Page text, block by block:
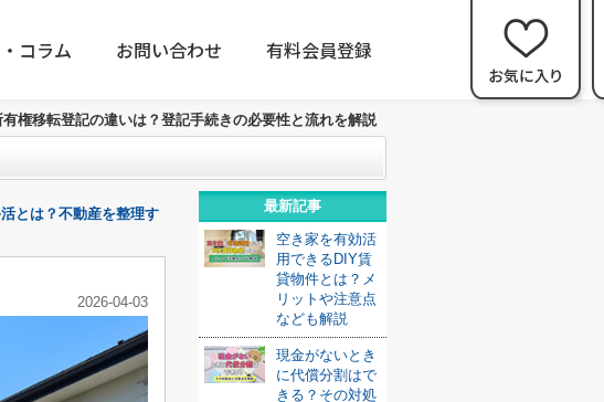
コラム お問い合わせ 有料会員登録
権移転登記の違いは？登記手続きの必要性と流れを解説
とは？不動産を整理す
2026-04-03
最新記事
空き家を有効活
用できるDIY賃
貸物件とは？メ
リットや注意点
なども解説
現金がないとき
に代償分割はで
きる？その対処